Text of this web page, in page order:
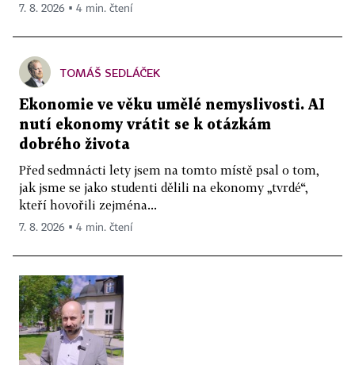
7. 8. 2026 ▪ 4 min. čtení
TOMÁŠ SEDLÁČEK
Ekonomie ve věku umělé nemyslivosti. AI
nutí ekonomy vrátit se k otázkám
dobrého života
Před sedmnácti lety jsem na tomto místě psal o tom,
jak jsme se jako studenti dělili na ekonomy „tvrdé“,
kteří hovořili zejména...
7. 8. 2026 ▪ 4 min. čtení